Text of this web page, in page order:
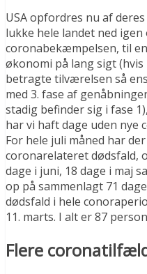
USA opfordres nu af
lukke hele landet ned
coronabekæmpelsen, til
økonomi på lang sigt
betragte tilværelsen så
med 3. fase af
stadig befinder sig i fase
har vi haft dage uden
For hele juli måned har
coronarelateret dødsfald,
dage i juni, 18 dage i maj
op på sammenlagt 71
dødsfald i hele
11. marts. I alt er 87
Flere